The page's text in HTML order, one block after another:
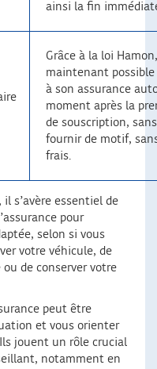
ainsi la fin
Grâce à la loi
maintenant
à son assurance
moment après la
de souscription,
fournir de motif,
frais.
s’avère essentiel de
pour
selon si vous
votre véhicule, de
de conserver votre
peut être
et vous orienter
jouent un rôle crucial
notamment en